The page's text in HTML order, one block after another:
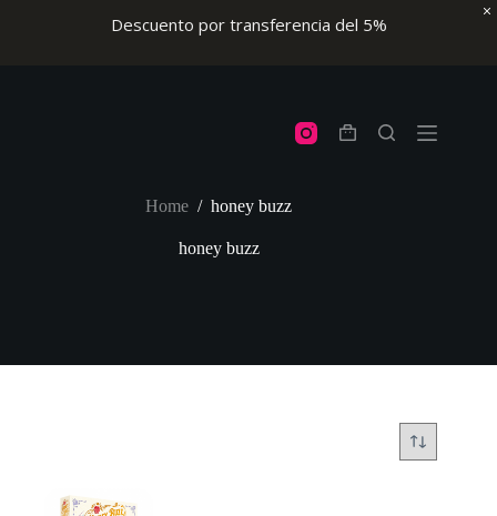
Descuento por transferencia del 5%
Shopping
Home / honey buzz
honey buzz